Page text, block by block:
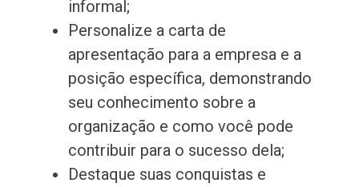
informal;
Personalize a carta de
apresentação para a empresa e a
posição específica, demonstrando
seu conhecimento sobre a
organização e como você pode
contribuir para o sucesso dela;
Destaque suas conquistas e